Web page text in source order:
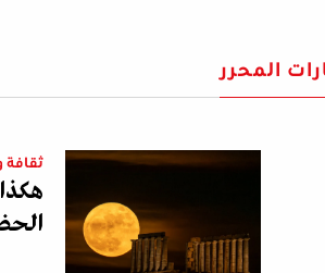
المحرر
ثقافة